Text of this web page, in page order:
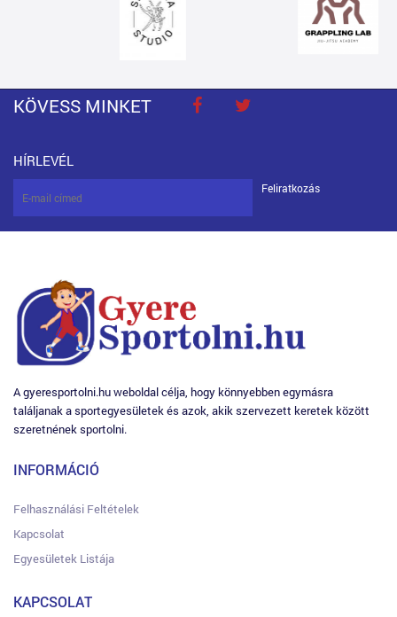
KÖVESS MINKET
HÍRLEVÉL
Feliratkozás
A gyeresportolni.hu weboldal célja, hogy könnyebben egymásra
találjanak a sportegyesületek és azok, akik szervezett keretek között
szeretnének sportolni.
INFORMÁCIÓ
Felhasználási Feltételek
Kapcsolat
Egyesületek Listája
KAPCSOLAT